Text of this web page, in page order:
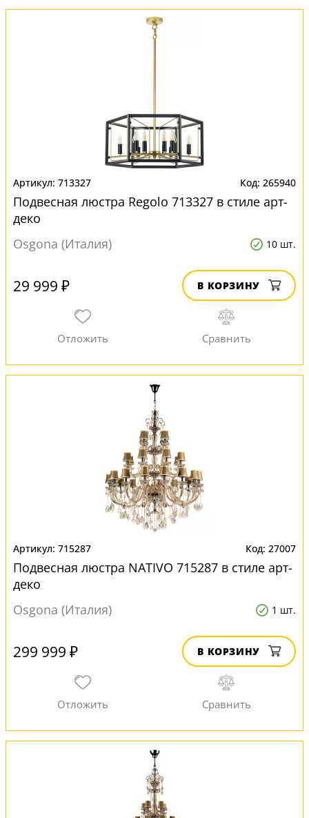
713327 265940
Подвесная люстра Regolo 713327 в стиле арт-
деко
Osgona (Италия)
10 шт.
29 999 ₽ В КОРЗИНУ
715287 27007
Подвесная люстра NATIVO 715287 в стиле арт-
деко
Osgona (Италия)
1 шт.
299 999 ₽ В КОРЗИНУ